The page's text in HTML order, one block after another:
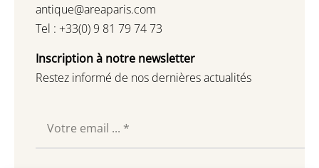
antique@areaparis.com
Tel : +33(0) 9 81 79 74 73
Inscription à notre newsletter
Restez informé de nos dernières actualités